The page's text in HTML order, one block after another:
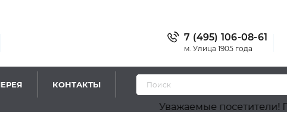
7 (495) 106-08-61
м. Улица 1905 года
КОНТАКТЫ
Уважаемые посетители!